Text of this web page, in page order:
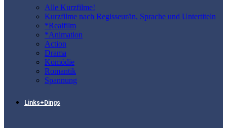
Alle Kurzfilme!
Kurzfilme nach Regisseur/in, Sprache und Untertiteln
*Realfilm
*Animation
Action
Drama
Komödie
Romantik
Spannung
Links+Dings